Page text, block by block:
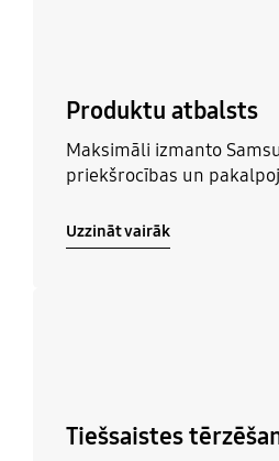
Produktu atbalsts
Maksimāli izmanto
priekšrocības un
Uzzināt vairāk
Tiešsaistes